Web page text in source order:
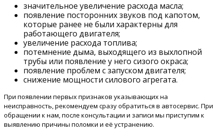
значительное увеличение расхода масла;
появление посторонних звуков под капотом,
которые ранее не были характерны для
работающего двигателя;
увеличение расхода топлива;
потемнение дыма, выходящего из выхлопной
трубы или появление у него сизого окраса;
появление проблем с запуском двигателя;
снижение мощности силового агрегата.
При появлении первых признаков указывающих на
неисправность, рекомендуем сразу обратиться в автосервис. При
обращении к нам, после консультации и записи мы приступим к
выявлению причины поломки и её устранению.